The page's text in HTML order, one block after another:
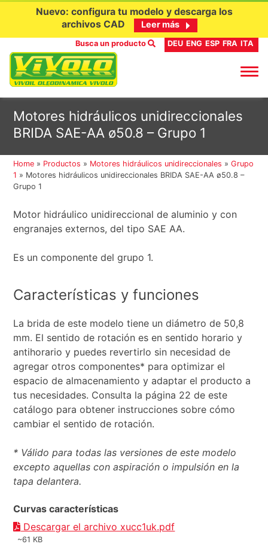
contenido
Nuevo: configura tu modelo y descarga los
archivos CAD
Leer más
Busca un producto DEU ENG ESP FRA ITA
Motores hidráulicos unidireccionales
BRIDA SAE-AA ø50.8 – Grupo 1
Home » Productos » Motores hidráulicos unidireccionales »Grupo
1 » Motores hidráulicos unidireccionales BRIDA SAE-AA ø50.8 –
Grupo 1
Motor hidráulico unidireccional de aluminio y con
engranajes externos, del tipo SAE AA.
Es un componente del grupo 1.
Características y funciones
La brida de este modelo tiene un diámetro de 50,8
mm. El sentido de rotación es en sentido horario y
antihorario y puedes revertirlo sin necesidad de
agregar otros componentes* para optimizar el
espacio de almacenamiento y adaptar el producto a
tus necesidades. Consulta la página 22 de este
catálogo para obtener instrucciones sobre cómo
cambiar el sentido de rotación.
* Válido para todas las versiones de este modelo
excepto aquellas con aspiración o impulsión en la
tapa delantera.
Curvas características
Descargar el archivo xucc1uk.pdf
~61 KB